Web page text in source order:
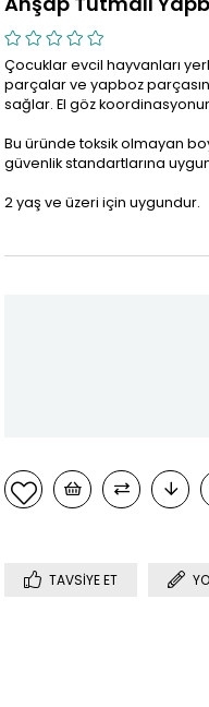
Çocuklar evcil hayvanları
parçalar ve yapboz
sağlar. El göz
Bu üründe toksik olmayan
güvenlik standartlarına
2 yaş ve üzeri için uygundur.
TAVSIYE ET